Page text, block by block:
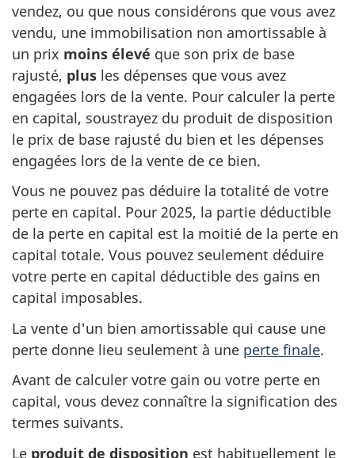
vendez, ou que nous considérons que vous avez
vendu, une immobilisation non amortissable à
un prix moins élevé que son prix de base
rajusté, plus les dépenses que vous avez
engagées lors de la vente. Pour calculer la perte
en capital, soustrayez du produit de disposition
le prix de base rajusté du bien et les dépenses
engagées lors de la vente de ce bien.
Vous ne pouvez pas déduire la totalité de votre
perte en capital. Pour 2025, la partie déductible
de la perte en capital est la moitié de la perte en
capital totale. Vous pouvez seulement déduire
votre perte en capital déductible des gains en
capital imposables.
La vente d'un bien amortissable qui cause une
perte donne lieu seulement à une perte finale.
Avant de calculer votre gain ou votre perte en
capital, vous devez connaître la signification des
termes suivants.
Le produit de disposition est habituellement le